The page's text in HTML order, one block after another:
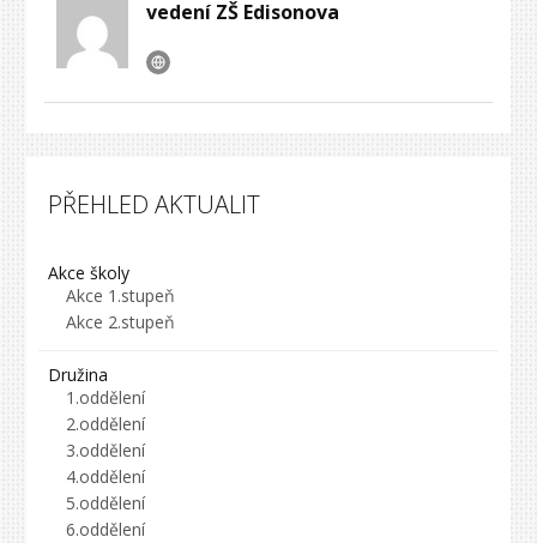
vedení ZŠ Edisonova
PŘEHLED AKTUALIT
Akce školy
Akce 1.stupeň
Akce 2.stupeň
Družina
1.oddělení
2.oddělení
3.oddělení
4.oddělení
5.oddělení
6.oddělení